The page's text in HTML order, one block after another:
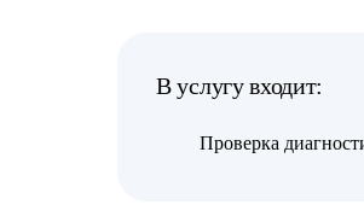
В услугу входит:
Проверка